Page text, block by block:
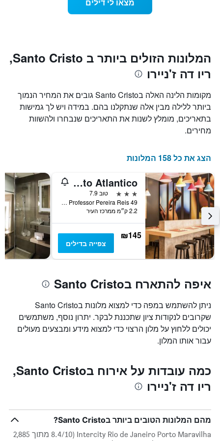
המחיר
הממוצע
של
במהלך
סוף
השבוע
זה
שנמצא
האחרונים
X
המציגים
את
הימים
שנותרו
עד
למועד
השהות
כולל
ציר
Y
המציג
את
מחיר
הממוצע
של
חדר
מצאו לי דילים
המלונות הזולים ביותר ב Santo Cristo,
ריו דה ז'ניירו
מקומות הלינה האלה בSanto Cristo גובים את המחיר הנמוך
ביותר ללילה מבין אלה שנתקלנו בהם. במידה ויש לך גמישות
בתאריכים, מומלץ לשנות את התאריכים שנבחרו ולהשוות
מחירים.
הצג את כל 158 המלונות
ibis Rio Porto Atlantico
3 כוכבים
טוב 7.9
Avenida Professor Pereira Reis 49, ריו דה ז'ניירו, ברזיל
2.2 ק״מ ממרכז העיר
₪145
צפייה בדילים
איפה להתארח בSanto Cristo
ניתן להשתמש במפה כדי למצוא מלונות בSanto Cristo
שקרובים לנקודות ציון שתכננת לבקר. יתרון נוסף, משתמשים
יכולים ללחוץ על מלון הרצוי כדי למצוא מידע ומבצעים מעולים
עבור אותו המלון.
כמה עובדות על אירוח בSanto Cristo,
ריו דה ז'ניירו
מהם המלונות הטובים ביותר בSanto Cristo?
Intercity Rio de Janeiro Porto Maravilha (8.4/10 מתוך 2,885